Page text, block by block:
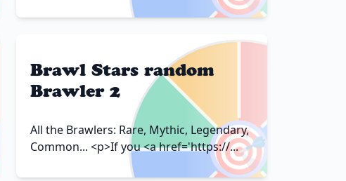
🎯
Brawl Stars random
Brawler 2
All the Brawlers: Rare, Mythic, Legendary,
Common... <p>If you <a href='https://...